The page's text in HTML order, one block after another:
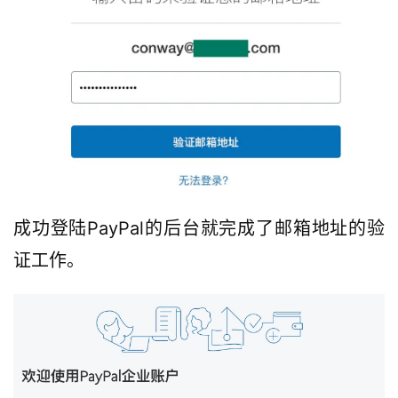
成功登陆PayPal的后台就完成了邮箱地址的验
证工作。